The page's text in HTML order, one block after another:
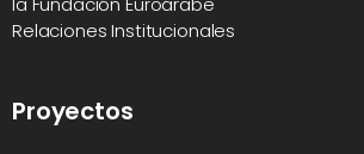
Relaciones Institucionales
Proyectos